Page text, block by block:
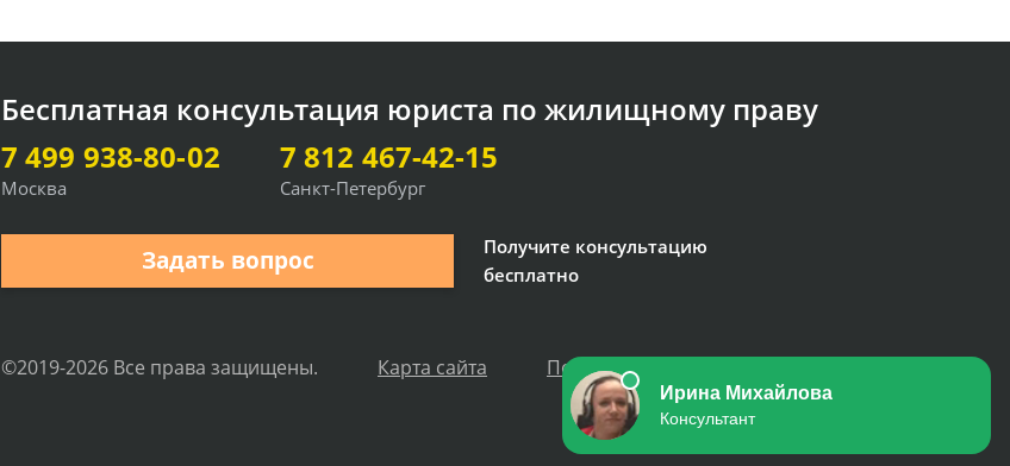
Бесплатная консультация юриста по жилищному праву
7 499 938-80-02
Москва
7 812 467-42-15
Санкт-Петербург
Задать вопрос
Получите консультацию
бесплатно
©2019-2026 Все права защищены. Карта сайта Политика персональных данных